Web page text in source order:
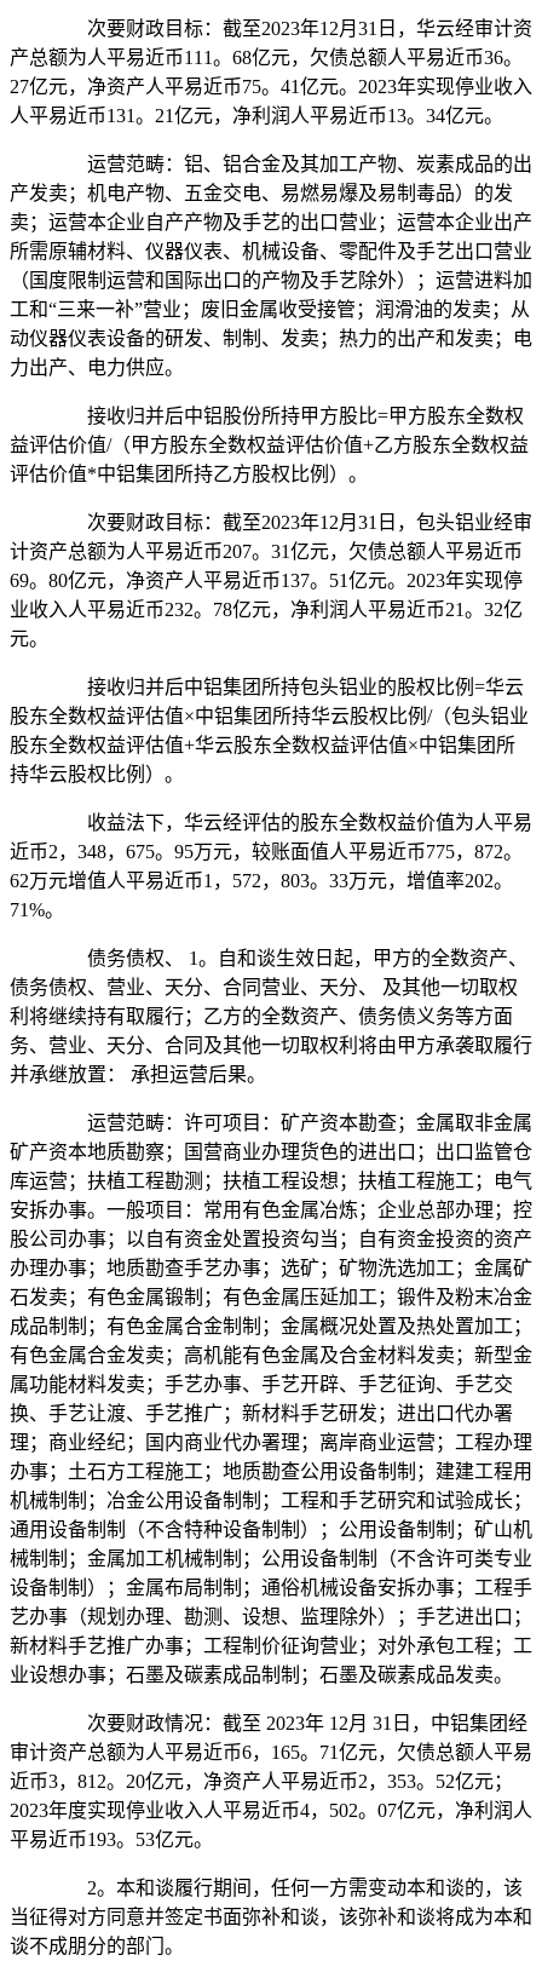
次要财政目标：截至2023年12月31日，华云经审计资
产总额为人平易近币111。68亿元，欠债总额人平易近币36。
27亿元，净资产人平易近币75。41亿元。2023年实现停业收入
人平易近币131。21亿元，净利润人平易近币13。34亿元。
运营范畴：铝、铝合金及其加工产物、炭素成品的出
产发卖；机电产物、五金交电、易燃易爆及易制毒品）的发
卖；运营本企业自产产物及手艺的出口营业；运营本企业出产
所需原辅材料、仪器仪表、机械设备、零配件及手艺出口营业
（国度限制运营和国际出口的产物及手艺除外）；运营进料加
工和“三来一补”营业；废旧金属收受接管；润滑油的发卖；从
动仪器仪表设备的研发、制制、发卖；热力的出产和发卖；电
力出产、电力供应。
接收归并后中铝股份所持甲方股比=甲方股东全数权
益评估价值/（甲方股东全数权益评估价值+乙方股东全数权益
评估价值*中铝集团所持乙方股权比例）。
次要财政目标：截至2023年12月31日，包头铝业经审
计资产总额为人平易近币207。31亿元，欠债总额人平易近币
69。80亿元，净资产人平易近币137。51亿元。2023年实现停
业收入人平易近币232。78亿元，净利润人平易近币21。32亿
元。
接收归并后中铝集团所持包头铝业的股权比例=华云
股东全数权益评估值×中铝集团所持华云股权比例/（包头铝业
股东全数权益评估值+华云股东全数权益评估值×中铝集团所
持华云股权比例）。
收益法下，华云经评估的股东全数权益价值为人平易
近币2，348，675。95万元，较账面值人平易近币775，872。
62万元增值人平易近币1，572，803。33万元，增值率202。
71%。
债务债权、 1。自和谈生效日起，甲方的全数资产、
债务债权、营业、天分、合同营业、天分、 及其他一切取权
利将继续持有取履行；乙方的全数资产、债务债义务等方面
务、营业、天分、合同及其他一切取权利将由甲方承袭取履行
并承继放置： 承担运营后果。
运营范畴：许可项目：矿产资本勘查；金属取非金属
矿产资本地质勘察；国营商业办理货色的进出口；出口监管仓
库运营；扶植工程勘测；扶植工程设想；扶植工程施工；电气
安拆办事。一般项目：常用有色金属冶炼；企业总部办理；控
股公司办事；以自有资金处置投资勾当；自有资金投资的资产
办理办事；地质勘查手艺办事；选矿；矿物洗选加工；金属矿
石发卖；有色金属锻制；有色金属压延加工；锻件及粉末冶金
成品制制；有色金属合金制制；金属概况处置及热处置加工；
有色金属合金发卖；高机能有色金属及合金材料发卖；新型金
属功能材料发卖；手艺办事、手艺开辟、手艺征询、手艺交
换、手艺让渡、手艺推广；新材料手艺研发；进出口代办署
理；商业经纪；国内商业代办署理；离岸商业运营；工程办理
办事；土石方工程施工；地质勘查公用设备制制；建建工程用
机械制制；冶金公用设备制制；工程和手艺研究和试验成长；
通用设备制制（不含特种设备制制）；公用设备制制；矿山机
械制制；金属加工机械制制；公用设备制制（不含许可类专业
设备制制）；金属布局制制；通俗机械设备安拆办事；工程手
艺办事（规划办理、勘测、设想、监理除外）；手艺进出口；
新材料手艺推广办事；工程制价征询营业；对外承包工程；工
业设想办事；石墨及碳素成品制制；石墨及碳素成品发卖。
次要财政情况：截至 2023年 12月 31日，中铝集团经
审计资产总额为人平易近币6，165。71亿元，欠债总额人平易
近币3，812。20亿元，净资产人平易近币2，353。52亿元；
2023年度实现停业收入人平易近币4，502。07亿元，净利润人
平易近币193。53亿元。
2。本和谈履行期间，任何一方需变动本和谈的，该
当征得对方同意并签定书面弥补和谈，该弥补和谈将成为本和
谈不成朋分的部门。